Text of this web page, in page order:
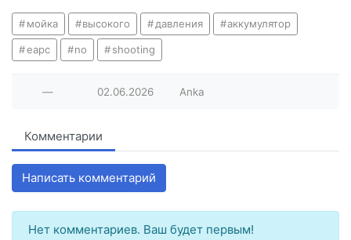
мойка высокого давления аккумулятор
eapc no shooting
— 02.06.2026 Anka
Комментарии
Написать комментарий
Нет комментариев. Ваш будет первым!